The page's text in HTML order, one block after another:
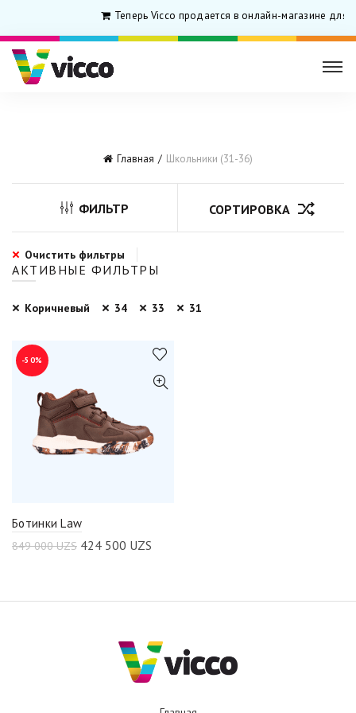
Теперь Vicco продается в онлайн-магазине для
Главная Школьники (31-36)
ФИЛЬТР СОРТИРОВКА
Очистить фильтры
АКТИВНЫЕ ФИЛЬТРЫ
Коричневый 34 33 31
-50%
Ботинки Law
849 000UZS 424 500 UZS